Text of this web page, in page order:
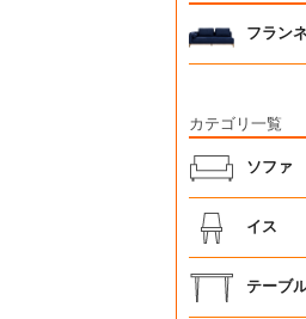
フラン
カテゴリ一覧
ソファ
イス
テーブ